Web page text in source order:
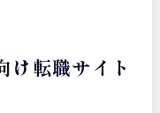
け転職サイト